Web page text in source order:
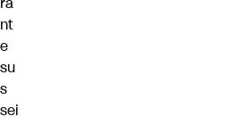
nt
e
su
s
sei